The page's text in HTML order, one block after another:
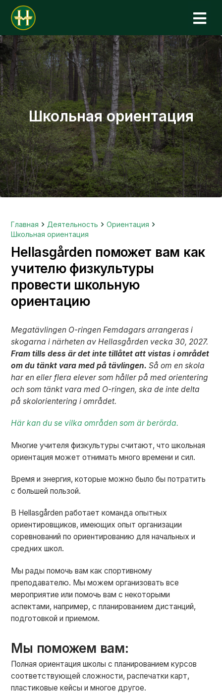
Школьная ориентация
Главная Деятельность
Ориентация
Школьная ориентация
Hellasgården поможет вам как
учителю физкультуры
провести школьную
ориентацию
Megatävlingen O-ringen Femdagars arrangeras i
skogarna i närheten av Hellasgården vecka 30, 2027.
Fram tills dess är det inte tillåtet att vistas i området
om du tänkt vara med på tävlingen. Så om en skola
har en eller flera elever som håller på med orientering
och som tänkt vara med O-ringen, ska de inte delta
på skolorientering i området.
Här kan du se vilka områden som är berörda.
Многие учителя физкультуры считают, что школьная
ориентация может отнимать много времени и сил.
Время и энергия, которые можно было бы потратить
с большей пользой.
В Hellasgården работает команда опытных
ориентировщиков, имеющих опыт организации
соревнований по ориентированию для начальных и
средних школ.
Мы рады помочь вам как спортивному
преподавателю. Мы можем организовать все
мероприятие или помочь вам с некоторыми
аспектами, например, с планированием дистанций,
подготовкой и приемом.
Мы поможем вам:
Полная ориентация школы с планированием курсов
соответствующей сложности, распечатки карт,
пластиковые кейсы и многое другое.